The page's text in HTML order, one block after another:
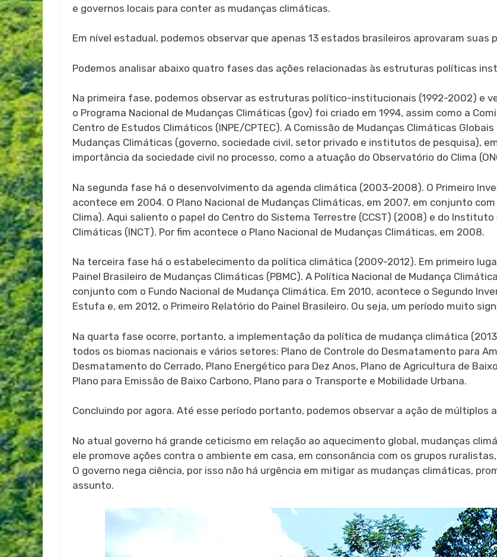
e governos locais para conter as mudanças climáticas.
Em nível estadual, podemos observar que apenas 13 estados brasileiros aprovaram suas
Podemos analisar abaixo quatro fases das ações relacionadas às estruturas políticas
Na primeira fase, podemos observar as estruturas político-institucionais (1992-2002) e
o Programa Nacional de Mudanças Climáticas (gov) foi criado em 1994, assim como a
Centro de Estudos Climáticos (INPE/CPTEC). A Comissão de Mudanças Climáticas
Mudanças Climáticas (governo, sociedade civil, setor privado e institutos de pesquisa),
importância da sociedade civil no processo, como a atuação do Observatório do Clima
Na segunda fase há o desenvolvimento da agenda climática (2003-2008). O Primeiro
acontece em 2004. O Plano Nacional de Mudanças Climáticas, em 2007, em conjunto
Clima). Aqui saliento o papel do Centro do Sistema Terrestre (CCST) (2008) e do Instituto
Climáticas (INCT). Por fim acontece o Plano Nacional de Mudanças Climáticas, em 2008.
Na terceira fase há o estabelecimento da política climática (2009-2012). Em primeiro
Painel Brasileiro de Mudanças Climáticas (PBMC). A Política Nacional de Mudança
conjunto com o Fundo Nacional de Mudança Climática. Em 2010, acontece o Segundo
Estufa e, em 2012, o Primeiro Relatório do Painel Brasileiro. Ou seja, um período muito
Na quarta fase ocorre, portanto, a implementação da política de mudança climática
todos os biomas nacionais e vários setores: Plano de Controle do Desmatamento para
Desmatamento do Cerrado, Plano Energético para Dez Anos, Plano de Agricultura de
Plano para Emissão de Baixo Carbono, Plano para o Transporte e Mobilidade Urbana.
Concluindo por agora. Até esse período portanto, podemos observar a ação de múltiplos
No atual governo há grande ceticismo em relação ao aquecimento global, mudanças
ele promove ações contra o ambiente em casa, em consonância com os grupos
O governo nega ciência, por isso não há urgência em mitigar as mudanças climáticas,
assunto.